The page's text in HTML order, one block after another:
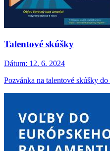
Talentové skúšky
Dátum: 12. 6. 2024
Pozvánka na talentové skúšky